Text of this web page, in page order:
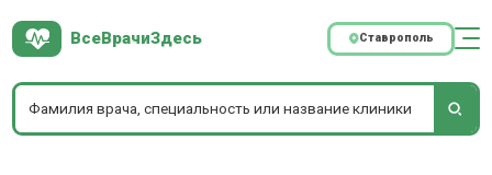
ВсеВрачиЗдесь Ставрополь